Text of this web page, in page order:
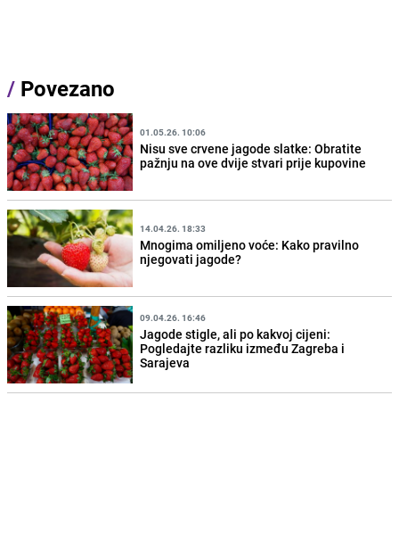
/ Povezano
01.05.26. 10:06
Nisu sve crvene jagode slatke: Obratite
pažnju na ove dvije stvari prije kupovine
14.04.26. 18:33
Mnogima omiljeno voće: Kako pravilno
njegovati jagode?
09.04.26. 16:46
Jagode stigle, ali po kakvoj cijeni:
Pogledajte razliku između Zagreba i
Sarajeva